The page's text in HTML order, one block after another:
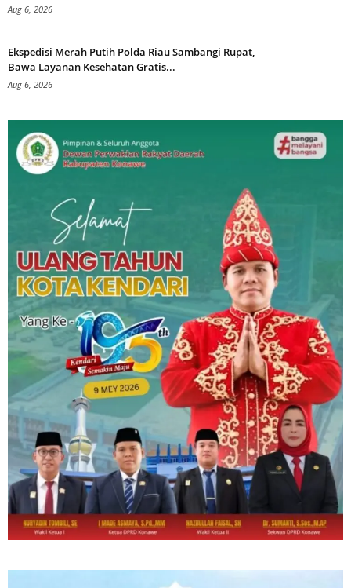
Aug 6, 2026
Ekspedisi Merah Putih Polda Riau Sambangi Rupat,
Bawa Layanan Kesehatan Gratis...
Aug 6, 2026